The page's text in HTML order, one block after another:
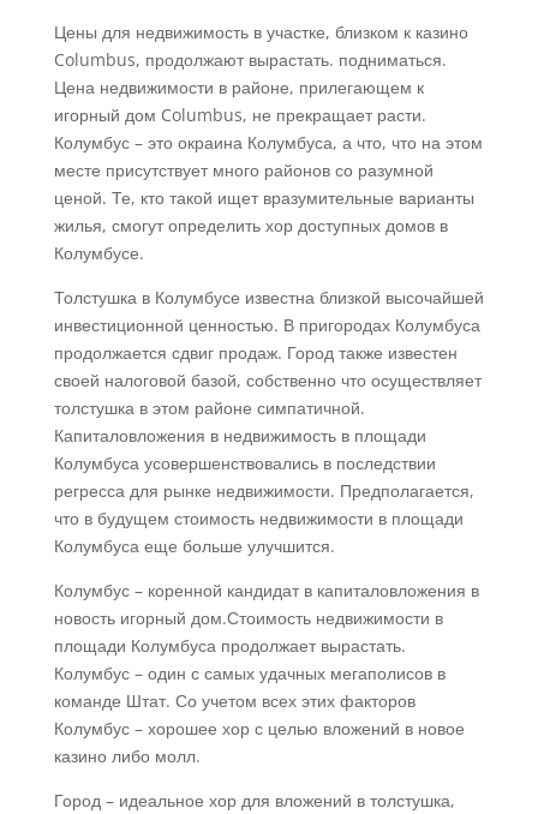
Цены для недвижимость в участке, близком к казино
Columbus, продолжают вырастать. подниматься.
Цена недвижимости в районе, прилегающем к
игорный дом Columbus, не прекращает расти.
Колумбус – это окраина Колумбуса, а что, что на этом
месте присутствует много районов со разумной
ценой. Те, кто такой ищет вразумительные варианты
жилья, смогут определить хор доступных домов в
Колумбусе.
Толстушка в Колумбусе известна близкой высочайшей
инвестиционной ценностью. В пригородах Колумбуса
продолжается сдвиг продаж. Город также известен
своей налоговой базой, собственно что осуществляет
толстушка в этом районе симпатичной.
Капиталовложения в недвижимость в площади
Колумбуса усовершенствовались в последствии
регресса для рынке недвижимости. Предполагается,
что в будущем стоимость недвижимости в площади
Колумбуса еще больше улучшится.
Колумбус – коренной кандидат в капиталовложения в
новость игорный дом.Стоимость недвижимости в
площади Колумбуса продолжает вырастать.
Колумбус – один с самых удачных мегаполисов в
команде Штат. Со учетом всех этих факторов
Колумбус – хорошее хор с целью вложений в новое
казино либо молл.
Город – идеальное хор для вложений в толстушка,